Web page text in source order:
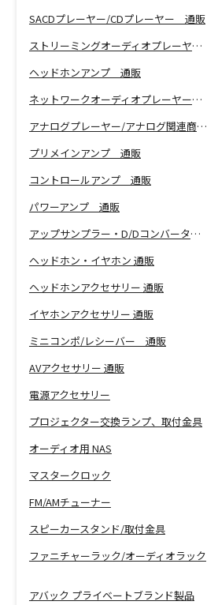
SACDプレーヤー/CDプレーヤー 通販
ストリーミングオーディオプレーヤー 通販
ヘッドホンアンプ 通販
ネットワークオーディオプレーヤー 通販
アナログプレーヤー/アナログ関連商品 通販
プリメインアンプ 通販
コントロールアンプ 通販
パワーアンプ 通販
アップサンプラー・D/Dコンバーター 通販
ヘッドホン・イヤホン 通販
ヘッドホンアクセサリー 通販
イヤホンアクセサリー 通販
ミニコンポ/レシーバー 通販
AVアクセサリー 通販
電源アクセサリー
プロジェクター交換ランプ、取付金具
オーディオ用 NAS
マスタークロック
FM/AMチューナー
スピーカースタンド/取付金具
ファニチャーラック/オーディオラック
アバック プライベートブランド製品